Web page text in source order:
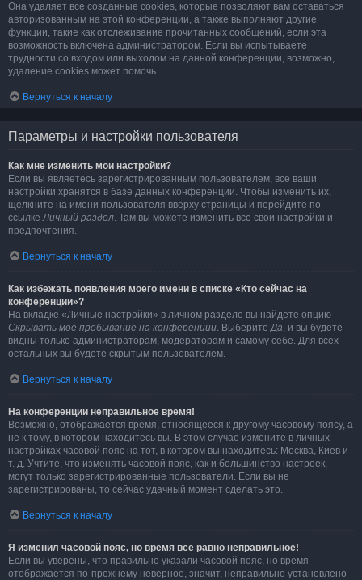
Она удаляет все созданные cookies, которые позволяют вам оставаться
авторизованным на этой конференции, а также выполняют другие
функции, такие как отслеживание прочитанных сообщений, если эта
возможность включена администратором. Если вы испытываете
трудности со входом или выходом на данной конференции, возможно,
удаление cookies может помочь.
Вернуться к началу
Параметры и настройки пользователя
Как мне изменить мои настройки?
Если вы являетесь зарегистрированным пользователем, все ваши
настройки хранятся в базе данных конференции. Чтобы изменить их,
щёлкните на имени пользователя вверху страницы и перейдите по
ссылкеЛичный раздел. Там вы можете изменить все свои настройки и
предпочтения.
Вернуться к началу
Как избежать появления моего имени в списке «Кто сейчас на
конференции»?
На вкладке «Личные настройки» в личном разделе вы найдёте опцию
Скрывать моё пребывание на конференции. ВыберитеДа, и вы будете
видны только администраторам, модераторам и самому себе. Для всех
остальных вы будете скрытым пользователем.
Вернуться к началу
На конференции неправильное время!
Возможно, отображается время, относящееся к другому часовому поясу, а
не к тому, в котором находитесь вы. В этом случае измените в личных
настройках часовой пояс на тот, в котором вы находитесь: Москва, Киев и
т. д. Учтите, что изменять часовой пояс, как и большинство настроек,
могут только зарегистрированные пользователи. Если вы не
зарегистрированы, то сейчас удачный момент сделать это.
Вернуться к началу
Я изменил часовой пояс, но время всё равно неправильное!
Если вы уверены, что правильно указали часовой пояс, но время
отображается по-прежнему неверное, значит, неправильно установлено